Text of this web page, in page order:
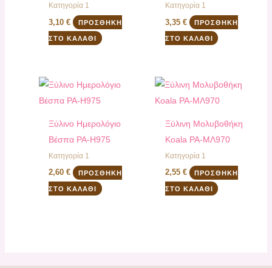
Κατηγορία 1
3,10€ ΠΡΟΣΘΉΚΗ
ΣΤΟ ΚΑΛΆΘΙ
Κατηγορία 1
3,35 € ΠΡΟΣΘΉΚΗ
ΣΤΟ ΚΑΛΆΘΙ
Ξύλινο Ημερολόγιο
Βέσπα PA-Η975
Κατηγορία 1
2,60€ ΠΡΟΣΘΉΚΗ
ΣΤΟ ΚΑΛΆΘΙ
Ξύλινη Μολυβοθήκη
Koala PA-ΜΛ970
Κατηγορία 1
2,55 € ΠΡΟΣΘΉΚΗ
ΣΤΟ ΚΑΛΆΘΙ